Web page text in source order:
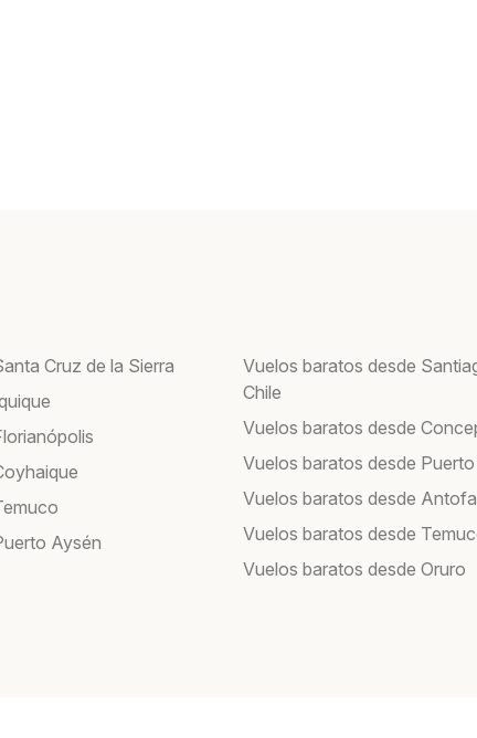
Cruz de la Sierra
Aysén
Vuelos baratos desde
Chile
Vuelos baratos desde
Vuelos baratos desde
Vuelos baratos desde
Vuelos baratos desde
Vuelos baratos desde Oruro